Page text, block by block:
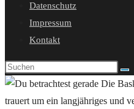
Datenschutz
Impressum
Kontakt